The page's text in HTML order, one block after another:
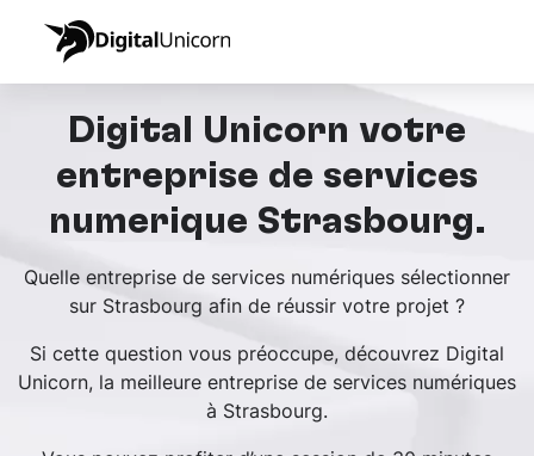
Digital Unicorn votre
entreprise de services
numérique Strasbourg.
Quelle entreprise de services numériques sélectionner
sur Strasbourg afin de réussir votre projet ?
Si cette question vous préoccupe, découvrez Digital
Unicorn, la meilleure entreprise de services numériques
à Strasbourg.